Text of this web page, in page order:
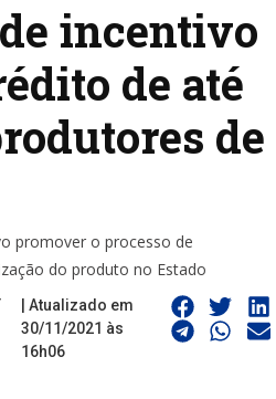
incentivo
de até
de
promover o processo de
do produto no Estado
| Atualizado em
30/11/2021 às
16h06